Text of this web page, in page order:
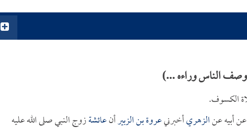
الناس وراءه ...)
الكسوف.
عن أبيه عنالزهريأخبرنيعروة بن الزبيرأنعائشةزوج النبي صلى الله عليه